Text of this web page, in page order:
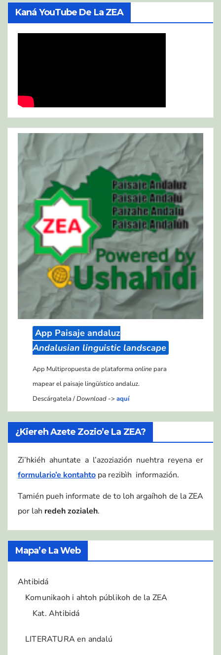
Kaná YouTube De La ZEA
App Paisaje andaluz
Andalusian linguistic landscape
App Multipropuesta de plataformaonline para
mapear el paisaje lingüístico andaluz.
Descárgatela /Download ->aquí
¿Kiereh Azete Zozio’e La ZEA?
Zi’hkiéh ahuntate a l’azoziazión nuehtra reyena er
formulario’e kontahto pa rezibìh informazión.
Tamién pueh informate de to loh argaíhoh de la ZEA
por lah redeh zozialeh.
Mapa’e La Web
Ahtibidá
Komunikaoh i ahtoh públikoh de la ZEA
Kat. Ahtibidá
LITERATURA en andalú